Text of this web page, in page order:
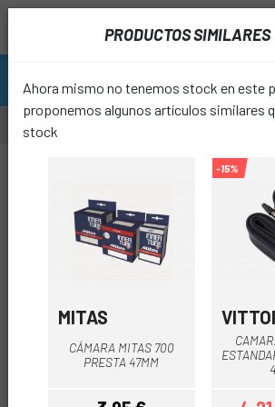
PRODUCTOS SIMILARES
Ahora mismo no tenemos stock en este
proponemos algunos artículos similares
stock
MITAS
CÁMARA MITAS 700
PRESTA 47MM
-15%